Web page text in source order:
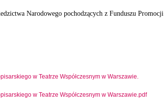
Narodowego pochodzących z Funduszu Promocji
w Teatrze Współczesnym w Warszawie.
w Teatrze Współczesnym w Warszawie.pdf